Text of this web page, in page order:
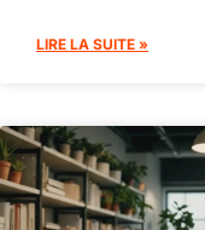
LIRE LA SUITE »